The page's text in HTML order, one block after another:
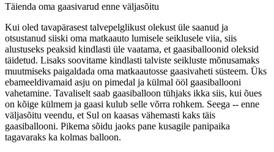
Täienda oma gaasivarud enne väljasõitu
Kui oled tavapärasest talvepelglikust olekust üle saanud ja
otsustanud siiski oma matkaauto lumisele seiklusele viia, siis
alustuseks peaksid kindlasti üle vaatama, et gaasiballoonid oleksid
täidetud. Lisaks soovitame kindlasti talviste seikluste mõnusamaks
muutmiseks paigaldada oma matkaautosse gaasivaheti süsteem. Üks
ebameeldivamaid asju on pimedal ja külmal ööl gaasiballooni
vahetamine. Tavaliselt saab gaasiballoon tühjaks ikka siis, kui õues
on kõige külmem ja gaasi kulub selle võrra rohkem. Seega -- enne
väljasõitu veendu, et Sul on kaasas vähemasti kaks täis
gaasiballooni. Pikema sõidu jaoks pane kusagile panipaika
tagavaraks ka kolmas balloon.